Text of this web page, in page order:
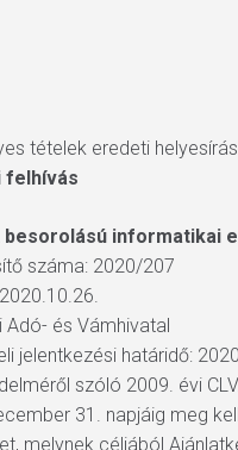
tételek eredeti
felhívás
besorolású informatikai
száma: 2020/207
Adó- és Vámhivatal
jelentkezési határidő:
szóló 2009. évi
31. napjáig meg
melynek céljából